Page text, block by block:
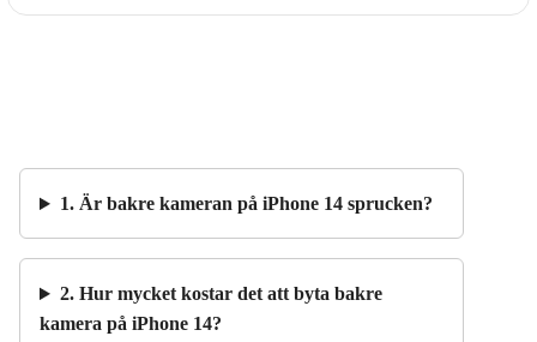
1. Är bakre kameran på iPhone 14 sprucken?
2. Hur mycket kostar det att byta bakre
kamera på iPhone 14?